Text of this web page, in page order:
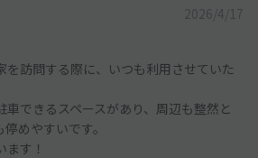
2026/4/17
を訪問する際に、いつも利用させていた
できるスペースがあり、周辺も整然と
めやすいです。
す！